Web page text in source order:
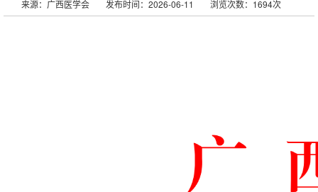
来源：广西医学会 发布时间：2026-06-11 浏览次数：1694次